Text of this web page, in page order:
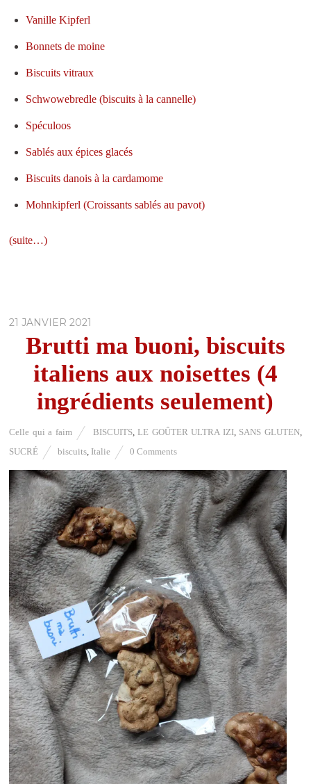
Vanille Kipferl
Bonnets de moine
Biscuits vitraux
Schwowebredle (biscuits à la cannelle)
Spéculoos
Sablés aux épices glacés
Biscuits danois à la cardamome
Mohnkipferl (Croissants sablés au pavot)
(suite…)
21 JANVIER 2021
Brutti ma buoni, biscuits
italiens aux noisettes (4
ingrédients seulement)
Celle qui a faim BISCUITS,LE GOÛTER ULTRA IZI, SANS GLUTEN,
SUCRÉ
biscuits Italie 0 Comments